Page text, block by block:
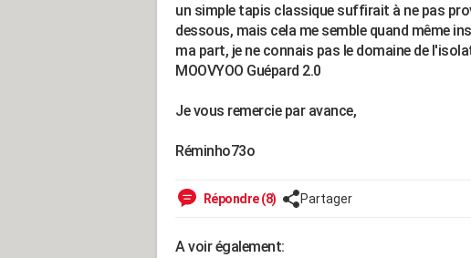
un simple tapis classique suffirait à ne pas
dessous, mais cela me semble quand même
ma part, je ne connais pas le domaine de
MOOVYOO Guépard 2.0
Je vous remercie par avance,
Réminho73o
Répondre (8) Partager
A voir également: